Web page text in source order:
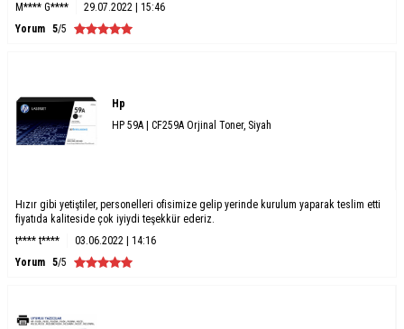
M**** G****
29.07.2022 | 15:46
Yorum 5/5
Hp
HP 59A | CF259A Orjinal Toner, Siyah
Hızır gibi yetiştiler, personelleri ofisimize gelip yerinde kurulum yaparak teslim etti
fiyatıda kaliteside çok iyiydi teşekkür ederiz.
t**** t****
03.06.2022 | 14:16
Yorum 5/5